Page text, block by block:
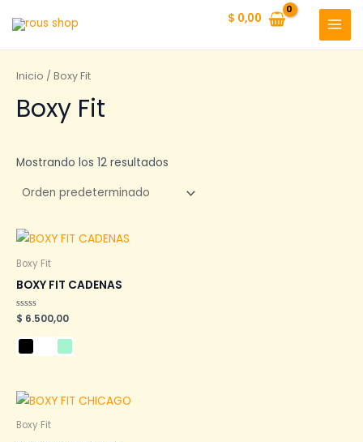
contenido
$ 0,00
MAIN
Inicio / Boxy Fit
Boxy Fit
Mostrando los 12 resultados
Boxy Fit
BOXY FIT CADENAS
Valorado
en
0
de
5
$ 6.500,00
Boxy Fit